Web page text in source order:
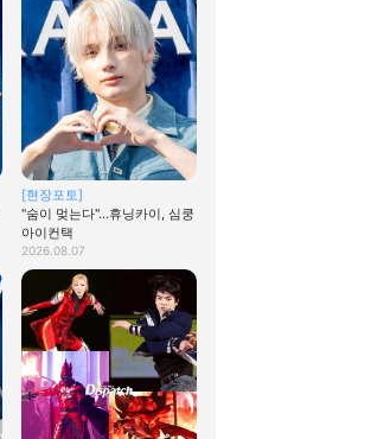
[현장포토]
"숨이 멎는다"…휴닝카이, 심쿵
아이컨택
2026.08.07